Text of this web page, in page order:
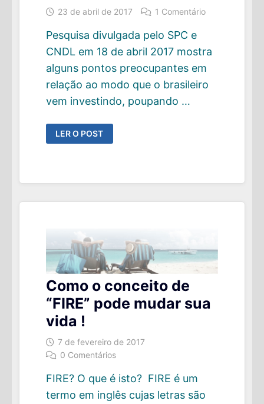
23 de abril de 2017 1 Comentário
Pesquisa divulgada pelo SPC e
CNDL em 18 de abril 2017 mostra
alguns pontos preocupantes em
relação ao modo que o brasileiro
vem investindo, poupando …
PESQUISA
DO
SPC
ANDA
NÃO)
LER O POST
Como o conceito de
“FIRE” pode mudar sua
vida !
7 de fevereiro de 2017
0 Comentários
FIRE? O que é isto? FIRE é um
termo em inglês cujas letras são